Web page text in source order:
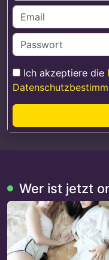
Ich akzeptiere die
Wer ist jetzt